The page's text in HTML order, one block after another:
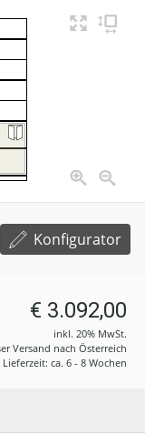
Konfigurator
€ 3.092,00
inkl. 20% MwSt.
Versand nach Österreich
Lieferzeit: ca. 6 - 8 Wochen